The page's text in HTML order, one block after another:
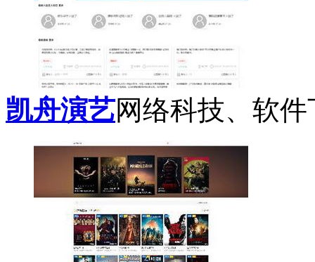
凯舟演艺网络科技、软件